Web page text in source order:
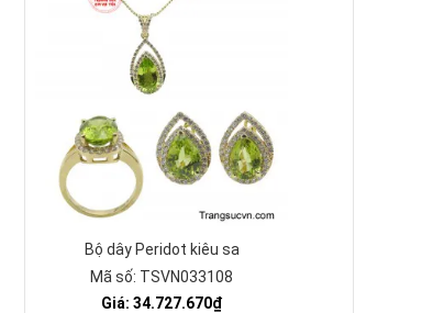
Bộ dây Peridot kiêu sa
Mã số: TSVN033108
Giá: 34.727.670₫